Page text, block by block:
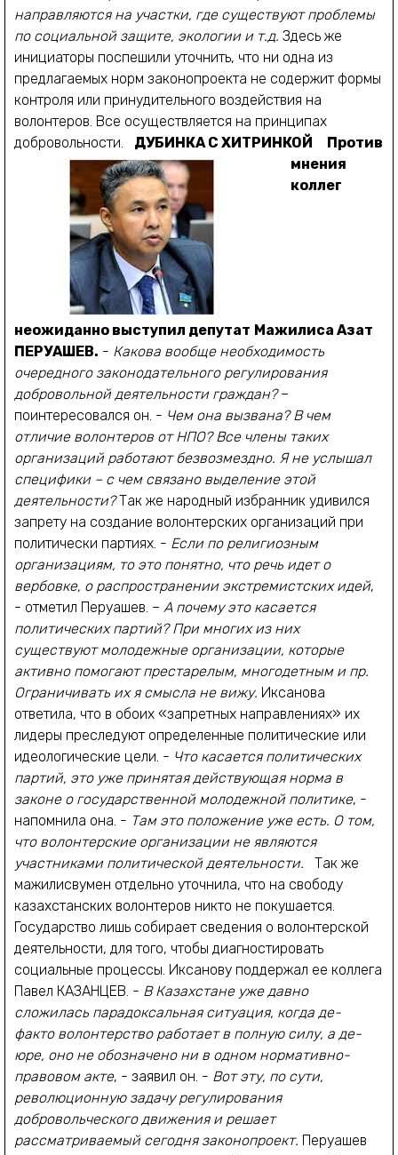
направляются на участки, где существуют проблемы
по социальной защите, экологии и т.д. Здесь же
инициаторы поспешили уточнить, что ни одна из
предлагаемых норм законопроекта не содержит формы
контроля или принудительного воздействия на
волонтеров. Все осуществляется на принципах
добровольности. ДУБИНКА С ХИТРИНКОЙ
Против
мнения
коллег
неожиданно выступил депутат Мажилиса Азат
ПЕРУАШЕВ. - Какова вообще необходимость
очередного законодательного регулирования
добровольной деятельности граждан?–
поинтересовался он. - Чем она вызвана? В чем
отличие волонтеров от НПО? Все члены таких
организаций работают безвозмездно. Я не услышал
специфики – с чем связано выделение этой
деятельности?Так же народный избранник удивился
запрету на создание волонтерских организаций при
политически партиях. - Если по религиозным
организациям, то это понятно, что речь идет о
вербовке, о распространении экстремистских идей,
- отметил Перуашев. – А почему это касается
политических партий? При многих из них
существуют молодежные организации, которые
активно помогают престарелым, многодетным и пр.
Ограничивать их я смысла не вижу. Иксанова
ответила, что в обоих «запретных направлениях» их
лидеры преследуют определенные политические или
идеологические цели. - Что касается политических
партий, это уже принятая действующая норма в
законе о государственной молодежной политике, -
напомнила она. - Там это положение уже есть. О том,
что волонтерские организации не являются
участниками политической деятельности.
Так же
мажилисвумен отдельно уточнила, что на свободу
казахстанских волонтеров никто не покушается.
Государство лишь собирает сведения о волонтерской
деятельности, для того, чтобы диагностировать
социальные процессы. Иксанову поддержал ее коллега
Павел КАЗАНЦЕВ. - В Казахстане уже давно
сложилась парадоксальная ситуация, когда де-
факто волонтерство работает в полную силу, а де-
юре, оно не обозначено ни в одном нормативно-
правовом акте, - заявил он. - Вот эту, по сути,
революционную задачу регулирования
добровольческого движения и решает
рассматриваемый сегодня законопроект. Перуашев